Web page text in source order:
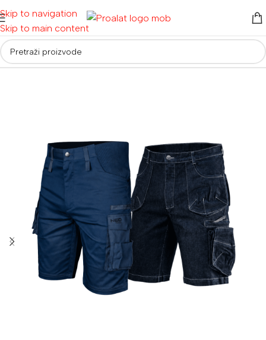
Skip to navigation
Skip to main content
Početna/ Radna odjeća i obuća